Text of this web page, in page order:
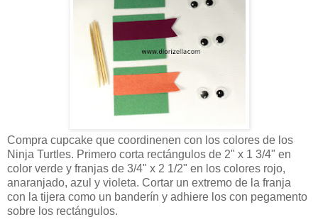
Compra cupcake que coordinenen con los colores de los
Ninja Turtles. Primero corta rectángulos de 2" x 1 3/4" en
color verde y franjas de 3/4" x 2 1/2" en los colores rojo,
anaranjado, azul y violeta. Cortar un extremo de la franja
con la tijera como un banderín y adhiere los con pegamento
sobre los rectángulos.